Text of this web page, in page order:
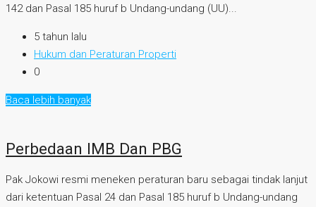
142 dan Pasal 185 huruf b Undang-undang (UU)...
5 tahun lalu
Hukum dan Peraturan Properti
0
Baca lebih banyak
Perbedaan IMB Dan PBG
Pak Jokowi resmi meneken peraturan baru sebagai tindak lanjut
dari ketentuan Pasal 24 dan Pasal 185 huruf b Undang-undang